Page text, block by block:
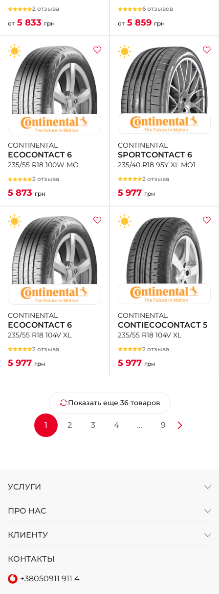
2 отзыва
от 5 833 грн
6 отзывов
от 5 859 грн
CONTINENTAL
ECOCONTACT 6
235/55 R18 100W MO
2 отзыва
5 873 грн
CONTINENTAL
SPORTCONTACT 6
235/40 R18 95Y XL MO1
2 отзыва
5 977 грн
CONTINENTAL
ECOCONTACT 6
235/55 R18 104V XL
2 отзыва
5 977 грн
CONTINENTAL
CONTIECOCONTACT 5
235/55 R18 104V XL
2 отзыва
5 977 грн
Показать еще 36 товаров
1 2 3 4 ... 9
УСЛУГИ
ПРО НАС
КЛИЕНТУ
КОНТАКТЫ
+38050911 911 4